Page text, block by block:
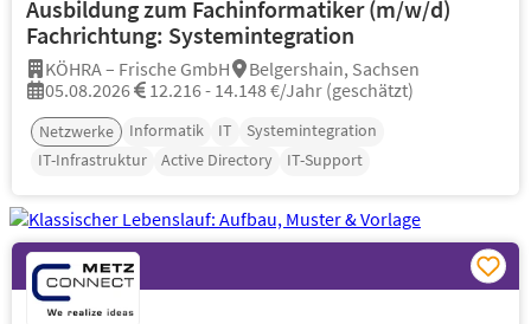
Ausbildung zum Fachinformatiker (m/w/d)
Fachrichtung: Systemintegration
KÖHRA – Frische GmbH
Belgershain, Sachsen
05.08.2026
12.216 - 14.148 €/Jahr (geschätzt)
Netzwerke Informatik IT
Systemintegration
IT-Infrastruktur
Active Directory IT-Support